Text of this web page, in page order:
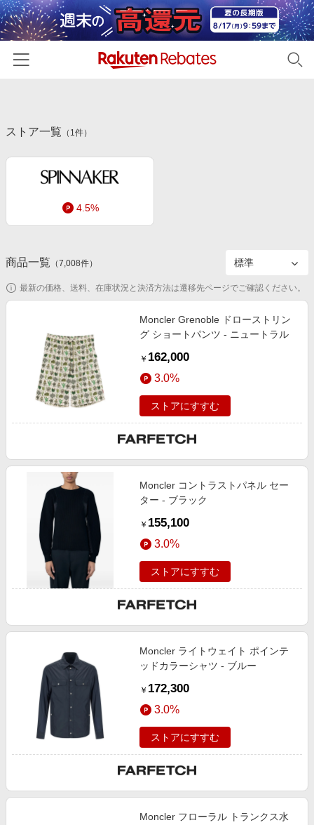
カテゴリー一覧
百貨店・総合ECモール
ファッション・インナー・小物
食品・スイーツ・お酒
家電・PC・スマホ・カメラ
スポーツ・アウトドア・ゴルフ
インテリア・寝具
ペット・花・DIY・車
金融・マネー・保険
デジタルコンテンツ
ビジネス・その他サービス
初回購入者限定特典
新着ストアのご紹介
電子書籍特集
楽天サービス特集
旅行特集
わくわく夏特集
とことん買い物チャレンジ
Apple公式サイト×楽天カード分割払い
Samsung ボーナスキャンペーン
週末の高還元 夏の長期版
友達紹介
楽天IDでログイン/会員登録
ストア一覧 （ 1件）
4.5%
商品一覧 （7,008件）
最新の価格、送料、在庫状況と決済方法は遷移先ページでご確認ください。
Moncler Grenoble ドローストリン
グ ショートパンツ - ニュートラル
￥ 162,000
3.0%
ストアにすすむ
Moncler コントラストパネル セー
ター - ブラック
￥ 155,100
3.0%
ストアにすすむ
Moncler ライトウェイト ポインテ
ッドカラーシャツ - ブルー
￥ 172,300
3.0%
ストアにすすむ
Moncler フローラル トランクス水